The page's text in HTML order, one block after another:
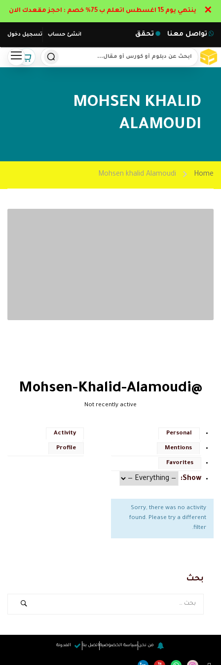
انشئ حساب تسجيل دخول تواصل معنا تحقق
MOHSEN KHALID
ALAMOUDI
Home
Mohsen khalid Alamoudi
@mohsen-Khalid-Alamoudi
Not recently active
Activity
Profile
Personal
Mentions
Favorites
Show:
Sorry, there was no activity
found. Please try a different
filter.
بحث
من نحن سياسة الخصوصية اتصل بنا المدونة
ينتهي يوم 15 اغسطس اتعلم ب 75% خصم : احجز مقعدك الان ✕